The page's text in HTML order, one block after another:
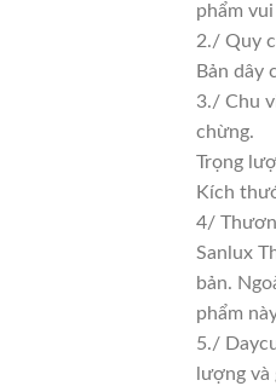
phẩm
2./ Quy
Bản dây
3./ Chu
chừng.
Trọng
Kích
4/
Sanlux
bản.
phẩm
5./
lượng